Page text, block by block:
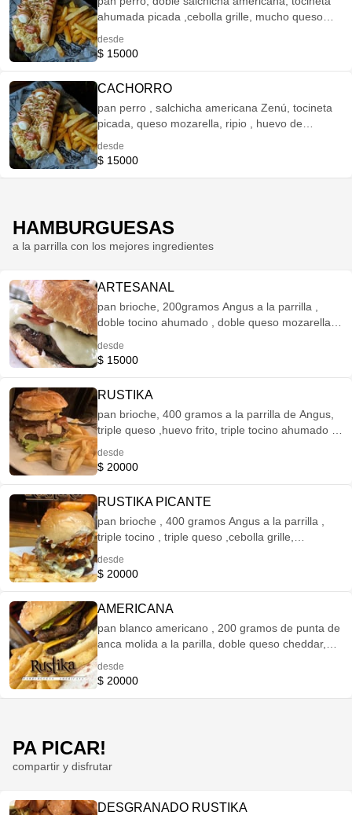
ahumada picada ,cebolla grille, mucho queso
desde
$ 15000
CACHORRO
pan perro , salchicha americana Zenú, tocineta
picada, queso mozarella, ripio , huevo de
desde
$ 15000
HAMBURGUESAS
a la parrilla con los mejores ingredientes
ARTESANAL
pan brioche, 200gramos Angus a la parrilla ,
doble tocino ahumado , doble queso mozarella,
de ajo, mostaza y bbq ahumada y papas a la
desde
$ 15000
RUSTIKA
pan brioche, 400 gramos a la parrilla de Angus,
triple queso ,huevo frito, triple tocino ahumado ,
mostaza, bbq ahumada y papas a la francesa
desde
$ 20000
RUSTIKA PICANTE
pan brioche , 400 gramos Angus a la parrilla ,
triple tocino , triple queso ,cebolla grille,
francesa
desde
$ 20000
AMERICANA
pan blanco americano , 200 gramos de punta de
anca molida a la parilla, doble queso cheddar,
mayonesa de ajo , salsa de tomate y papas a la
desde
$ 20000
PA PICAR!
compartir y disfrutar
DESGRANADO RUSTIKA